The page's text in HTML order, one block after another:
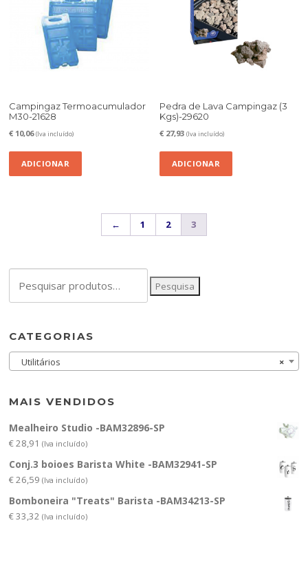
Campingaz Termoacumulador
M30-21628
€ 10,06 (Iva incluído)
ADICIONAR
Pedra de Lava Campingaz (3
Kgs)-29620
€ 27,93 (Iva incluído)
ADICIONAR
← 1 2 3
por:
Pesquisa
CATEGORIAS
×
Utilitários
MAIS VENDIDOS
Mealheiro Studio -BAM32896-SP
€28,91 (Iva incluído)
Conj.3 boioes Barista White -BAM32941-SP
€26,59 (Iva incluído)
Bomboneira "Treats" Barista -BAM34213-SP
€33,32 (Iva incluído)